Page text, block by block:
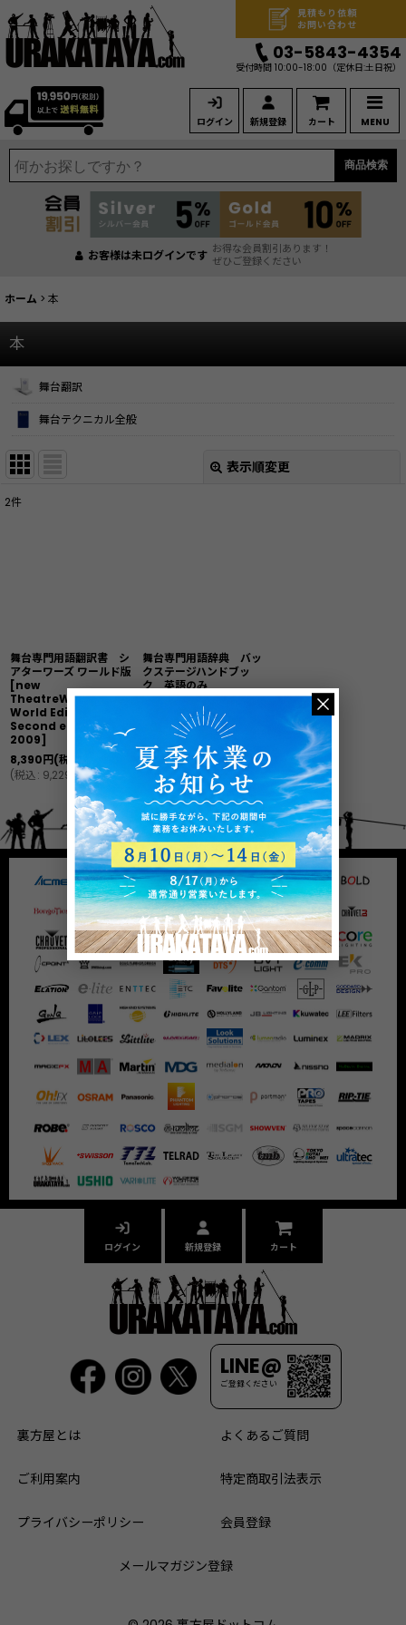
ログイン 新規登録 カート MENU
見積もり依頼
お問い合わせ
03-5843-4354
受付時間 10:00-18:00 （定休日:土日祝）
商品検索
お客様は未ログインです お得な会員割引あります！
ぜひご登録ください
ホーム > 本
本
舞台翻訳
舞台テクニカル全般
表示順変更
絞り込む
2件
舞台専門用語翻訳書 シ
アターワーズ ワールド版
[new
TheatreWords:
World Edition.
Second edition
2009]
8,390円(税別)
(税込: 9,229 円)
舞台専門用語辞典 バッ
クステージハンドブッ
ク 英語のみ
[Backstage
Handbook, 3rd
Edition]
7,700円 (税別)
(税込:8,470円)
LINE@
ご登録ください
ログイン 新規登録 カート
裏方屋とは よくあるご質問
ご利用案内 特定商取引法表示
プライバシーポリシー 会員登録
メールマガジン登録